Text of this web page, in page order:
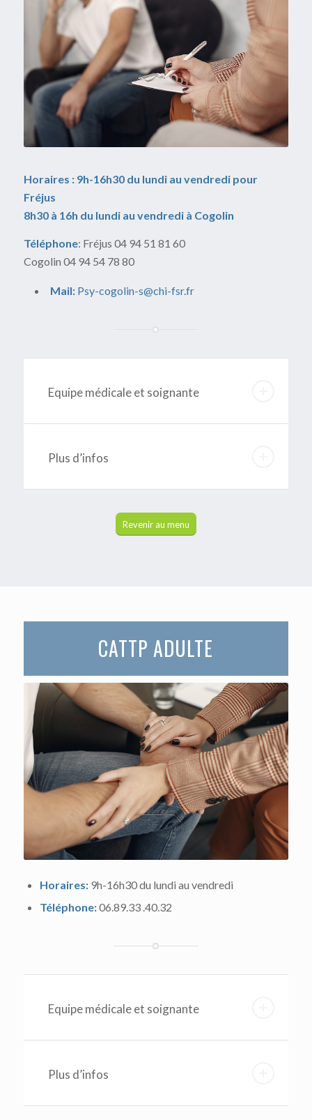
Horaires : 9h-16h30 du lundi au vendredi pour
Fréjus
8h30 à 16h du lundi au vendredi à Cogolin
Téléphone: Fréjus 04 94 51 81 60
Cogolin 04 94 54 78 80
Mail: Psy-cogolin-s@chi-fsr.fr
Equipe médicale et soignante
Plus d’infos
Revenir au menu
CATTP ADULTE
Horaires:9h-16h30 du lundi au vendredi
Téléphone:06.89.33 .40.32
Equipe médicale et soignante
Plus d’infos